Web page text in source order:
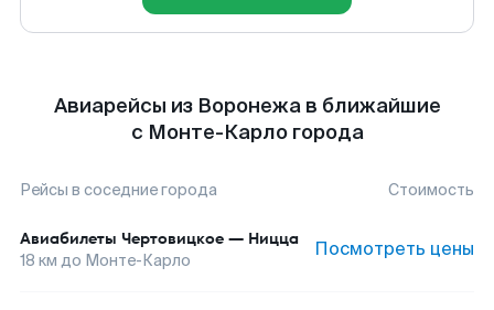
Авиарейсы из Воронежа в ближайшие
с Монте-Карло города
Рейсы в соседние города Стоимость
Авиабилеты Чертовицкое — Ницца
18 км до Монте-Карло Посмотреть цены